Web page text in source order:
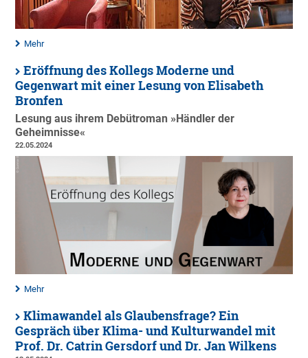
Mehr
Eröffnung des Kollegs Moderne und
Gegenwart mit einer Lesung von Elisabeth
Bronfen
Lesung aus ihrem Debütroman »Händler der
Geheimnisse«
22.05.2024
Mehr
Klimawandel als Glaubensfrage? Ein
Gespräch über Klima- und Kulturwandel mit
Prof. Dr. Catrin Gersdorf und Dr. Jan Wilkens